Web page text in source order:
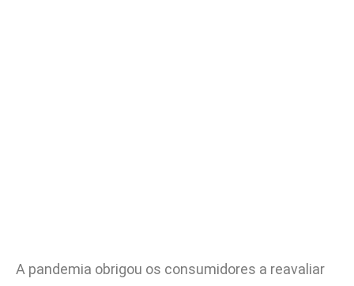
A pandemia obrigou os consumidores a reavaliar